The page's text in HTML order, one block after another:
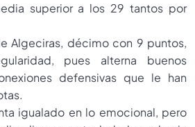
superior a los 29 tantos por
Algeciras, décimo con 9 puntos,
pues alterna buenos
defensivas que le han
igualado en lo emocional, pero